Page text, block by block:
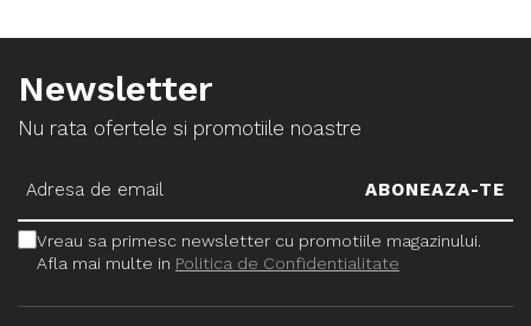
Newsletter
Nu rata ofertele si promotiile noastre
Vreau sa primesc newsletter cu promotiile magazinului.
Afla mai multe in Politica de Confidentialitate